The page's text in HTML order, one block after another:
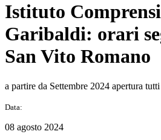
Istituto
Garibaldi: orari
San Vito Romano
a partire da Settembre 2024 apertura
Data:
08 agosto 2024